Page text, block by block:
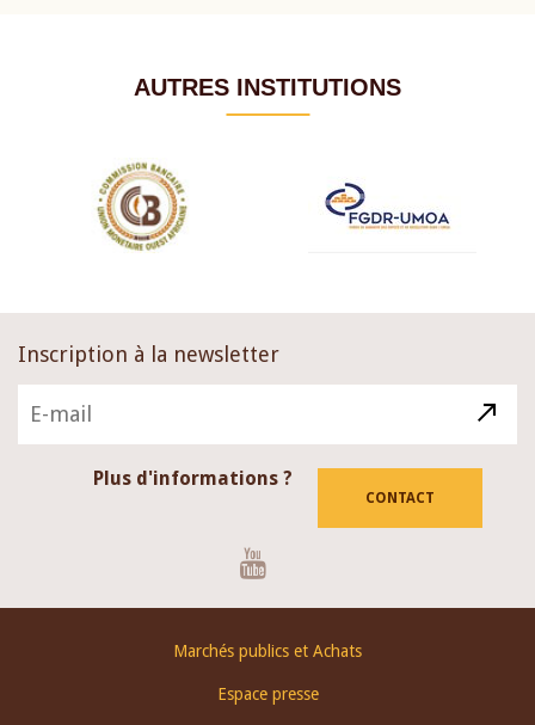
AUTRES INSTITUTIONS
Inscription à la newsletter
Plus d'informations ?
CONTACT
Marchés publics et Achats
Espace presse